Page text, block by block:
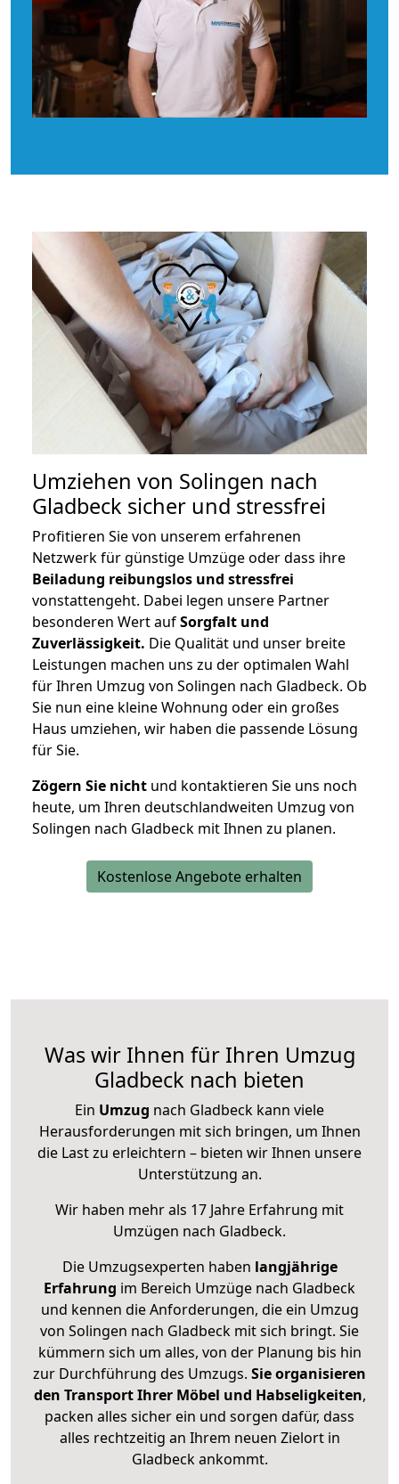
Umziehen von Solingen nach
Gladbeck sicher und stressfrei
Profitieren Sie von unserem erfahrenen
Netzwerk für günstige Umzüge oder dass ihre
Beiladung reibungslos und stressfrei
vonstattengeht. Dabei legen unsere Partner
besonderen Wert aufSorgfalt und
Zuverlässigkeit. Die Qualität und unser breite
Leistungen machen uns zu der optimalen Wahl
für Ihren Umzug von Solingen nach Gladbeck. Ob
Sie nun eine kleine Wohnung oder ein großes
Haus umziehen, wir haben die passende Lösung
für Sie.
Zögern Sie nicht und kontaktieren Sie uns noch
heute, um Ihren deutschlandweiten Umzug von
Solingen nach Gladbeck mit Ihnen zu planen.
Kostenlose Angebote erhalten
Was wir Ihnen für Ihren Umzug
Gladbeck nach bieten
Ein Umzug nach Gladbeck kann viele
Herausforderungen mit sich bringen, um Ihnen
die Last zu erleichtern – bieten wir Ihnen unsere
Unterstützung an.
Wir haben mehr als 17 Jahre Erfahrung mit
Umzügen nach Gladbeck.
Die Umzugsexperten haben langjährige
Erfahrung im Bereich Umzüge nach Gladbeck
und kennen die Anforderungen, die ein Umzug
von Solingen nach Gladbeck mit sich bringt. Sie
kümmern sich um alles, von der Planung bis hin
zur Durchführung des Umzugs. Sie organisieren
den Transport Ihrer Möbel und Habseligkeiten,
packen alles sicher ein und sorgen dafür, dass
alles rechtzeitig an Ihrem neuen Zielort in
Gladbeck ankommt.